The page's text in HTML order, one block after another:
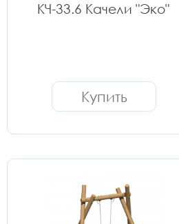
КЧ-33.6 Качели "Эко"
Купить